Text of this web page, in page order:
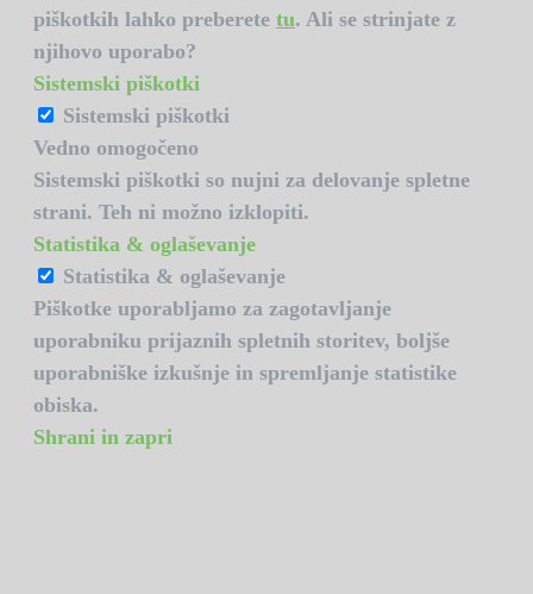
piškotkih lahko preberete tu. Ali se strinjate z
njihovo uporabo?
Sistemski piškotki
Sistemski piškotki
Vedno omogočeno
Sistemski piškotki so nujni za delovanje spletne
strani. Teh ni možno izklopiti.
Statistika & oglaševanje
Statistika & oglaševanje
Piškotke uporabljamo za zagotavljanje
uporabniku prijaznih spletnih storitev, boljše
uporabniške izkušnje in spremljanje statistike
obiska.
Shrani in zapri